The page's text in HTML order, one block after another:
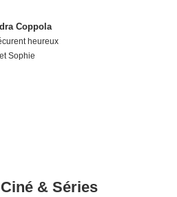
Coppola
heureux
Sophie
& Séries